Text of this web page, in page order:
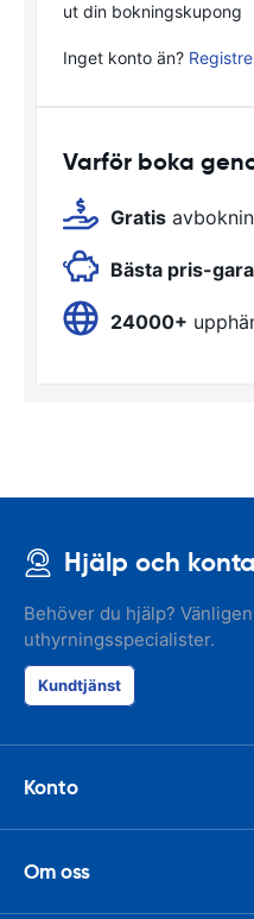
ut din bokningskupong
Inget konto än?
Varför boka
Gratis
Bästa pris-
24000+
Hjälp och
Behöver du hjälp?
uthyrningsspecialister.
Kundtjänst
Konto
Om oss